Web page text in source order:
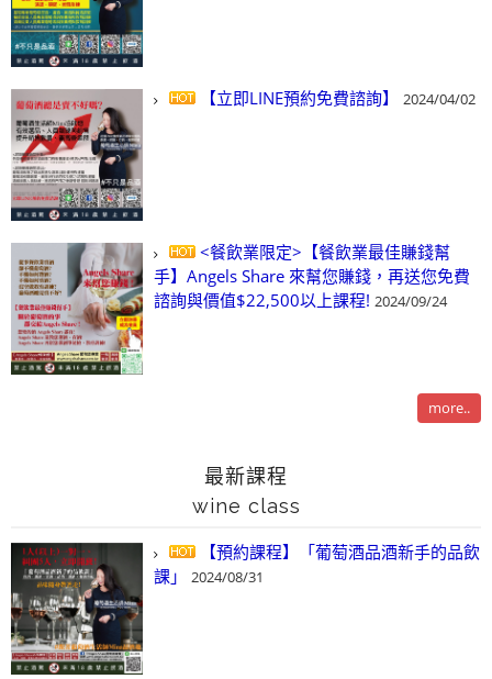
【立即LINE預約免費諮詢】 2024/04/02
<餐飲業限定>【餐飲業最佳賺錢幫
手】Angels Share 來幫您賺錢，再送您免費
諮詢與價值$22,500以上課程! 2024/09/24
more..
最新課程
wine class
【預約課程】「葡萄酒品酒新手的品飲
課」
2024/08/31